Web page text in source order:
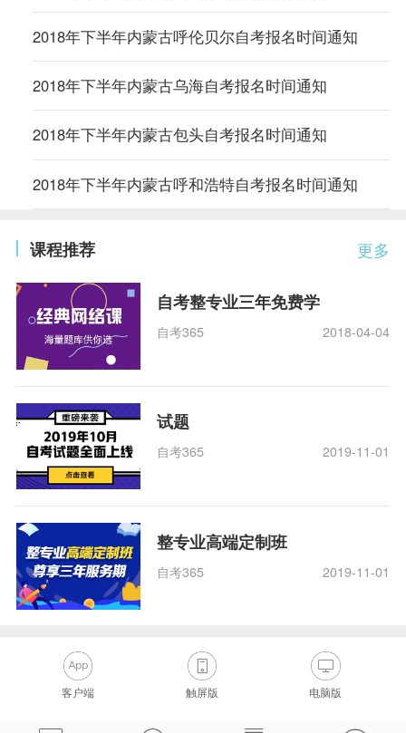
2018年下半年内蒙古呼伦贝尔自考报名时间通知
2018年下半年内蒙古乌海自考报名时间通知
2018年下半年内蒙古包头自考报名时间通知
2018年下半年内蒙古呼和浩特自考报名时间通知
更多
课程推荐
自考整专业三年免费学
自考365 2018-04-04
试题
自考365 2019-11-01
整专业高端定制班
自考365 2019-11-01
客户端 触屏版 电脑版